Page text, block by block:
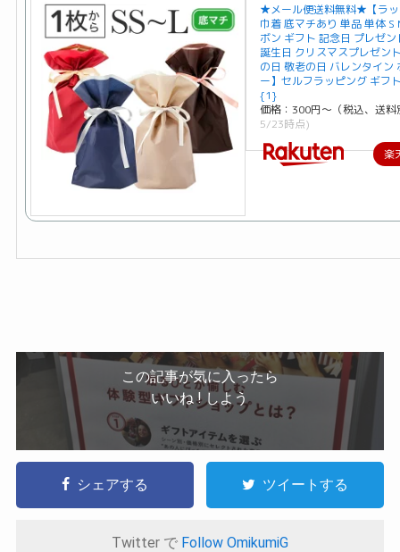
★メール便送料無料★【ラッ
巾着 底マチあり 単品 単体 S
ボン ギフト 記念日 プレゼン
誕生日 クリスマスプレゼン
の日 敬老の日 バレンタイン
ー】セルフラッピング ギフ
{1}
価格：300円～（税込、送料
5/23時点)
楽
この記事が気に入ったら
いいね ! しよう
シェアする ツイートする
Twitter で Follow OmikumiG